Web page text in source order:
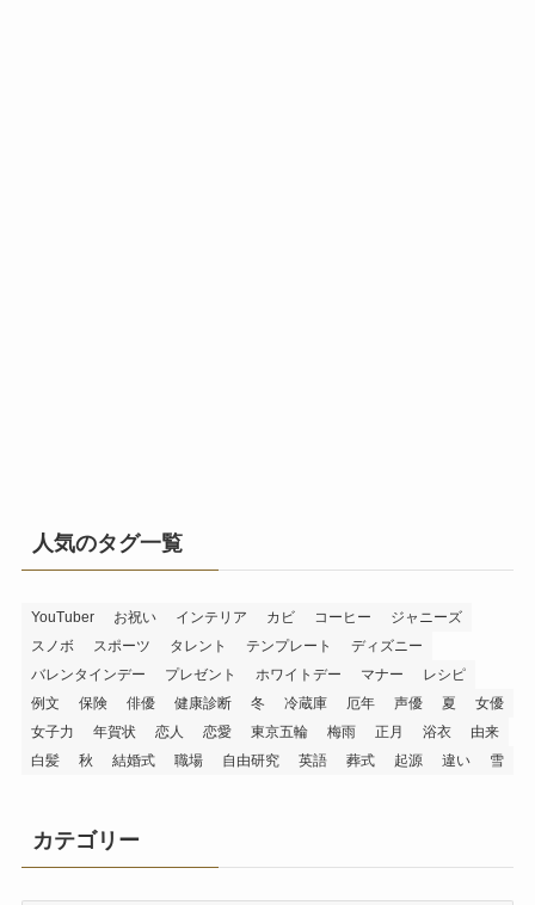
人気のタグ一覧
YouTuber お祝い インテリア カビ コーヒー
ジャニーズ
スノボ
スポーツ タレント テンプレート
ディズニー
バレンタインデー
プレゼント ホワイトデー マナー
レシピ
例文
保険 俳優 健康診断 冬 冷蔵庫 厄年 声優 夏
女優
女子力
年賀状 恋人 恋愛 東京五輪 梅雨 正月 浴衣
由来
白髪
秋 結婚式 職場 自由研究 英語 葬式 起源 違い 雪
カテゴリー